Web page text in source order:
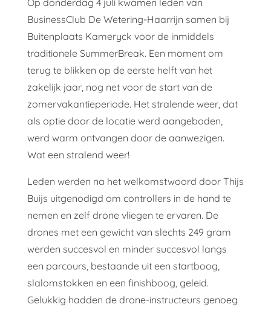
Op donderdag 4 juli kwamen leden van
BusinessClub De Wetering-Haarrijn samen bij
Buitenplaats Kameryck voor de inmiddels
traditionele SummerBreak. Een moment om
terug te blikken op de eerste helft van het
zakelijk jaar, nog net voor de start van de
zomervakantieperiode. Het stralende weer, dat
als optie door de locatie werd aangeboden,
werd warm ontvangen door de aanwezigen.
Wat een stralend weer!
Leden werden na het welkomstwoord door Thijs
Buijs uitgenodigd om controllers in de hand te
nemen en zelf drone vliegen te ervaren. De
drones met een gewicht van slechts 249 gram
werden succesvol en minder succesvol langs
een parcours, bestaande uit een startboog,
slalomstokken en een finishboog, geleid.
Gelukkig hadden de drone-instructeurs genoeg